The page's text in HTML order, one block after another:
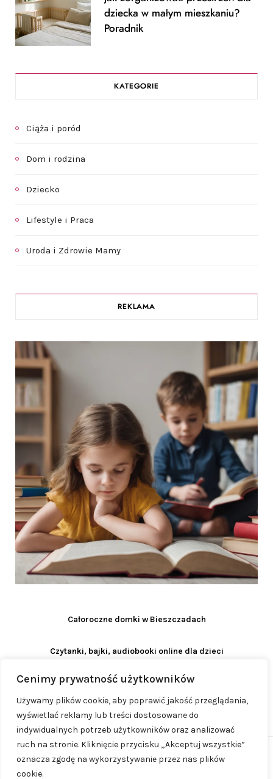
Cenimy prywatność użytkowników
Używamy plików cookie, aby poprawić jakość przeglądania,
wyświetlać reklamy lub treści dostosowane do
indywidualnych potrzeb użytkowników oraz analizować
ruch na stronie. Kliknięcie przycisku „Akceptuj wszystkie”
oznacza zgodę na wykorzystywanie przez nas plików
cookie.
dziecka w małym mieszkaniu?
Poradnik
KATEGORIE
Ciąża i poród
Dom i rodzina
Dziecko
Lifestyle i Praca
Uroda i Zdrowie Mamy
REKLAMA
Całoroczne domki w Bieszczadach
Czytanki, bajki, audiobooki online dla dzieci
© 2023 - 2026ProjektMama.pl| Realizacja: